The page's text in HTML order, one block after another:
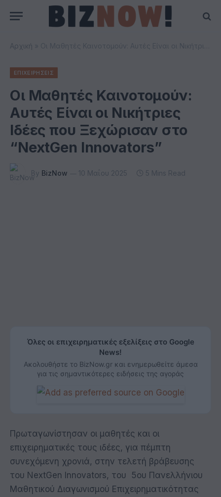
Αρχική
ΕΠΙΧΕΙΡΗΣΕΙΣ
Oι Μαθητές Καινοτομούν:
Αυτές Είναι οι Νικήτριες
Ιδέες που Ξεχώρισαν στο
“NextGen Innovators”
By BizNow 10 Μαΐου 2025 5 Mins Read
Όλες οι επιχειρηματικές εξελίξεις στο Google
News!
Ακολουθήστε το BizNow.gr και ενημερωθείτε άμεσα
για τις σημαντικότερες ειδήσεις της αγοράς
Πρωταγωνίστησαν οι μαθητές και οι
επιχειρηματικές τους ιδέες, για πέμπτη
συνεχόμενη χρονιά, στην τελετή βράβευσης
του NextGen Innovators, του 5ου Πανελλήνιου
Μαθητικού Διαγωνισμού Επιχειρηματικότητας